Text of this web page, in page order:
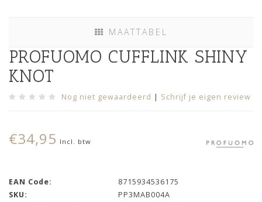
MAATTABEL
PROFUOMO CUFFLINK SHINY
KNOT
Nog niet gewaardeerd | Schrijf je eigen review
€34,95 Incl. btw
EAN Code:
8715934536175
SKU:
PP3MAB004A